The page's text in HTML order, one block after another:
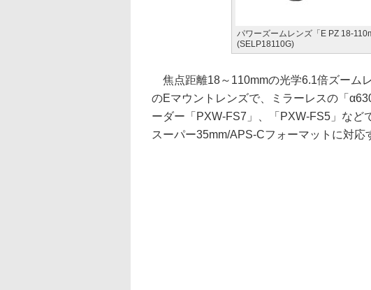
パワーズームレンズ「E PZ 18-
(SELP18110G)
焦点距離18～110mmの光学6.1倍ズーム
のEマウントレンズで、ミラーレスの「
ーダー「PXW-FS7」、「PXW-FS5」など
スーパー35mm/APS-Cフォーマットに対応